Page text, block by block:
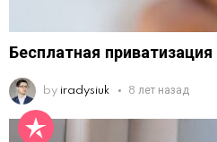
Бесплатная
by iradysiuk 8 лет назад